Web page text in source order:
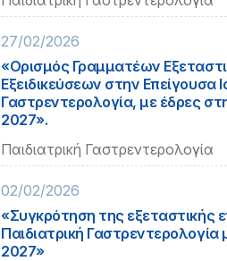
27/02/2026
«Ορισμός Γραμματέων
Εξειδικεύσεων στην Επείγουσα
Γαστρεντερολογία, με έδρες
2027».
Παιδιατρική Γαστρεντερολογία
02/02/2026
«Συγκρότηση της εξεταστικής
Παιδιατρική
2027»